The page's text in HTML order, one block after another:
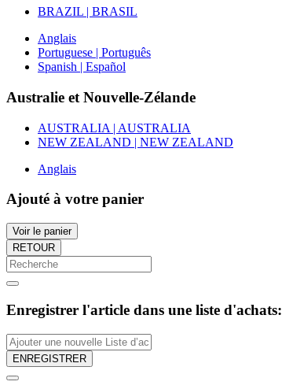
BRAZIL | BRASIL
Anglais
Portuguese | Português
Spanish | Español
Australie et Nouvelle-Zélande
AUSTRALIA | AUSTRALIA
NEW ZEALAND | NEW ZEALAND
Anglais
Ajouté à votre panier
Voir le panier
RETOUR
Enregistrer l'article dans une liste d'achats:
ENREGISTRER